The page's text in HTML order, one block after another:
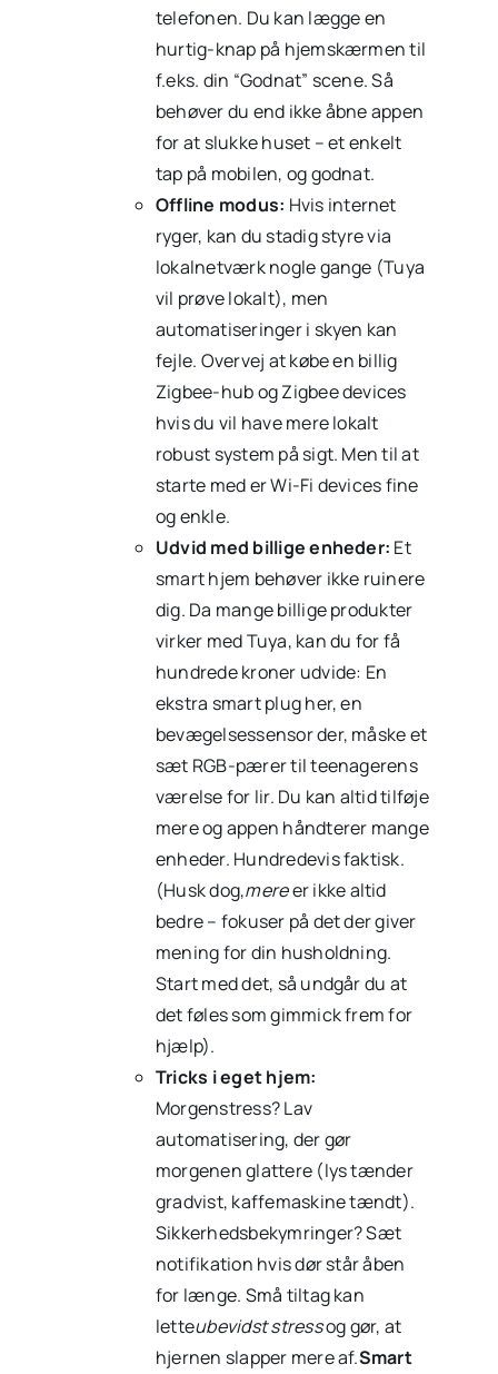
telefonen. Du kan lægge en
hurtig-knap på hjemskærmen til
f.eks. din “Godnat” scene. Så
behøver du end ikke åbne appen
for at slukke huset – et enkelt
tap på mobilen, og godnat.
Offline modus: Hvis internet
ryger, kan du stadig styre via
lokalnetværk nogle gange (Tuya
vil prøve lokalt), men
automatiseringer i skyen kan
fejle. Overvej at købe en billig
Zigbee-hub og Zigbee devices
hvis du vil have mere lokalt
robust system på sigt. Men til at
starte med er Wi-Fi devices fine
og enkle.
Udvid med billige enheder: Et
smart hjem behøver ikke ruinere
dig. Da mange billige produkter
virker med Tuya, kan du for få
hundrede kroner udvide: En
ekstra smart plug her, en
bevægelsessensor der, måske et
sæt RGB-pærer til teenagerens
værelse for lir. Du kan altid tilføje
mere og appen håndterer mange
enheder. Hundredevis faktisk.
(Husk dog,mereer ikke altid
bedre – fokuser på det der giver
mening for din husholdning.
Start med det, så undgår du at
det føles som gimmick frem for
hjælp).
Tricks i eget hjem:
Morgenstress? Lav
automatisering, der gør
morgenen glattere (lys tænder
gradvist, kaffemaskine tændt).
Sikkerhedsbekymringer? Sæt
notifikation hvis dør står åben
for længe. Små tiltag kan
letteubevidst stressog gør, at
hjernen slapper mere af.Smart